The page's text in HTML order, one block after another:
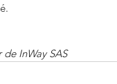
InWay SAS